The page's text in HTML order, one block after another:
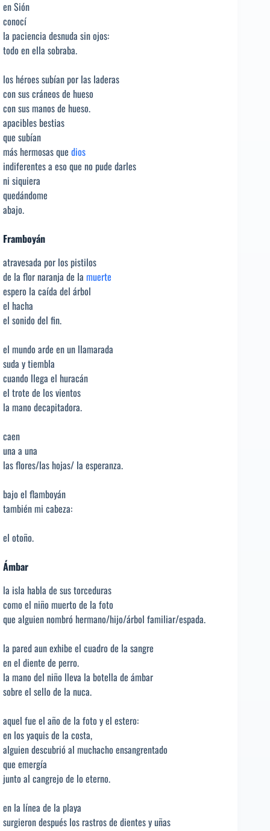
en Sión
conocí
la paciencia desnuda sin ojos:
todo en ella sobraba.
los héroes subían por las laderas
con sus cráneos de hueso
con sus manos de hueso.
apacibles bestias
que subían
más hermosas que dios
indiferentes a eso que no pude darles
ni siquiera
quedándome
abajo.
Framboyán
atravesada por los pistilos
de la flor naranja de la muerte
espero la caída del árbol
el hacha
el sonido del fin.
el mundo arde en un llamarada
suda y tiembla
cuando llega el huracán
el trote de los vientos
la mano decapitadora.
caen
una a una
las flores/las hojas/ la esperanza.
bajo el flamboyán
también mi cabeza:
el otoño.
Ámbar
la isla habla de sus torceduras
como el niño muerto de la foto
que alguien nombró hermano/hijo/árbol familiar/espada.
la pared aun exhibe el cuadro de la sangre
en el diente de perro.
la mano del niño lleva la botella de ámbar
sobre el sello de la nuca.
aquel fue el año de la foto y el estero:
en los yaquis de la costa,
alguien descubrió al muchacho ensangrentado
que emergía
junto al cangrejo de lo eterno.
en la línea de la playa
surgieron después los rastros de dientes y uñas